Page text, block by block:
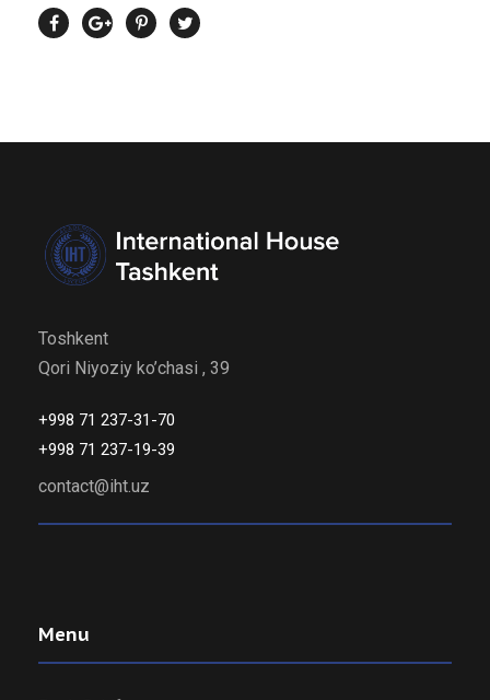
Toshkent
Qori Niyoziy ko’chasi , 39
+998 71 237-31-70
+998 71 237-19-39
contact@iht.uz
Menu